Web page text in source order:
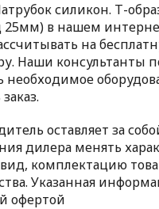
силикон. Т-
25мм) в нашем
на
Наши консультанты
необходимое
оставляет за
дилера менять
комплектацию
Указанная
офертой